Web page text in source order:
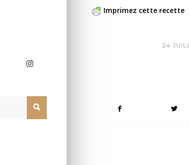
Imprimez cette recette
24